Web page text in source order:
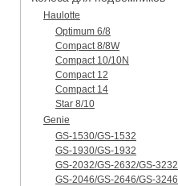
Haulotte
Optimum 6/8
Compact 8/8W
Compact 10/10N
Compact 12
Compact 14
Star 8/10
Genie
GS-1530/GS-1532
GS-1930/GS-1932
GS-2032/GS-2632/GS-3232
GS-2046/GS-2646/GS-3246